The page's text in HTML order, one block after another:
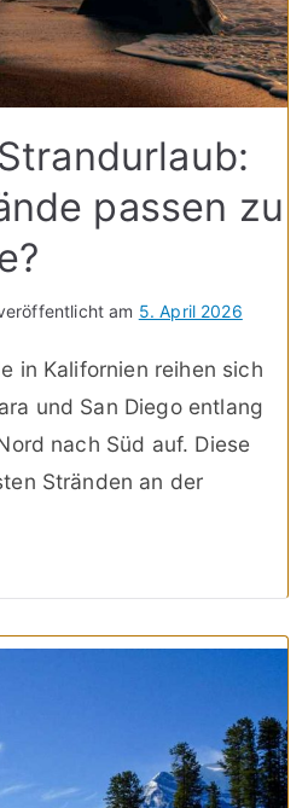
passen zu
am 5. April 2026
in Kalifornien reihen sich
und San Diego entlang
nach Süd auf. Diese
Stränden an der